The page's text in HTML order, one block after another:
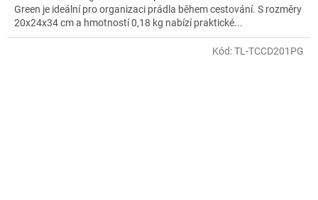
Green je ideální pro organizaci prádla během cestování. S rozměry
20x24x34 cm a hmotností 0,18 kg nabízí praktické...
Kód:TL-TCCD201PG